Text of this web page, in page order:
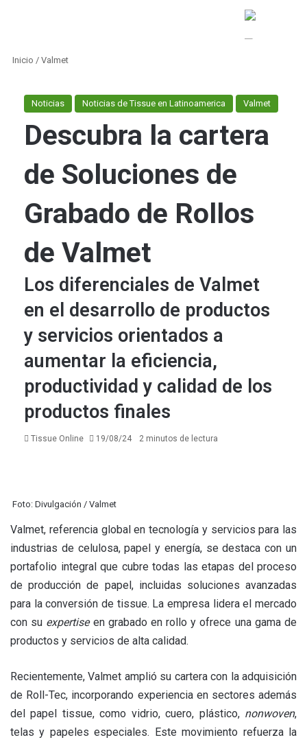
Inicio / Valmet
Noticias Noticias de Tissue en Latinoamerica Valmet
Descubra la cartera
de Soluciones de
Grabado de Rollos
de Valmet
Los diferenciales de Valmet
en el desarrollo de productos
y servicios orientados a
aumentar la eficiencia,
productividad y calidad de los
productos finales
Tissue Online 19/08/24 2 minutos de lectura
Foto: Divulgación / Valmet
Valmet, referencia global en tecnología y servicios para las
industrias de celulosa, papel y energía, se destaca con un
portafolio integral que cubre todas las etapas del proceso
de producción de papel, incluidas soluciones avanzadas
para la conversión de tissue. La empresa lidera el mercado
con su expertiseen grabado en rollo y ofrece una gama de
productos y servicios de alta calidad.
Recientemente, Valmet amplió su cartera con la adquisición
de Roll-Tec, incorporando experiencia en sectores además
del papel tissue, como vidrio, cuero, plástico, nonwoven,
telas y papeles especiales. Este movimiento refuerza la